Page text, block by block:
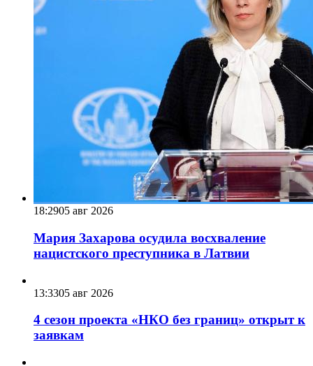
18:2905 авг 2026
Мария Захарова осудила восхваление
нацистского преступника в Латвии
13:3305 авг 2026
4 сезон проекта «НКО без границ» открыт к
заявкам